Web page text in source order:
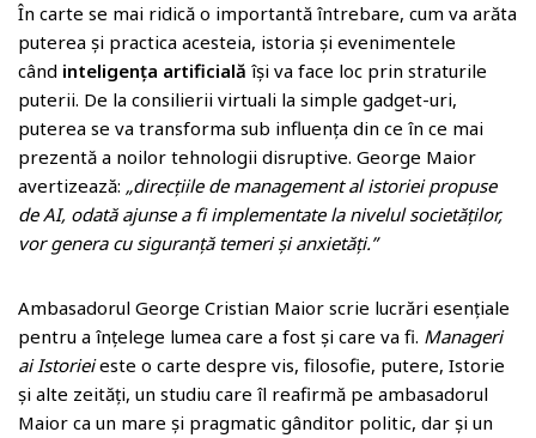
În carte se mai ridică o importantă întrebare, cum va arăta
puterea și practica acesteia, istoria și evenimentele
când inteligența artificială își va face loc prin straturile
puterii. De la consilierii virtuali la simple gadget-uri,
puterea se va transforma sub influența din ce în ce mai
prezentă a noilor tehnologii disruptive. George Maior
avertizează: „direcțiile de management al istoriei propuse
de AI, odată ajunse a fi implementate la nivelul societăților,
vor genera cu siguranță temeri și anxietăți.”
Ambasadorul George Cristian Maior scrie lucrări esențiale
pentru a înțelege lumea care a fost și care va fi. Manageri
ai Istorieieste o carte despre vis, filosofie, putere, Istorie
și alte zeități, un studiu care îl reafirmă pe ambasadorul
Maior ca un mare și pragmatic gânditor politic, dar și un